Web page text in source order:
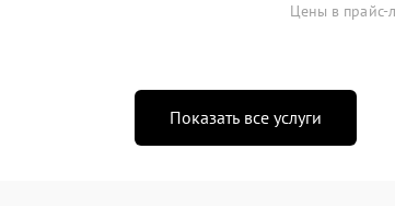
Цены в прайс-
Показать все услуги